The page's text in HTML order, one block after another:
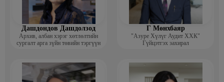
Дашдондов Дашдолзод
Архив, албан хэрэг хөтлөлтийн
сургалт арга зүйн төвийн тэргүүн
Г Мөнхбаяр
"Азуре Хүлүг Аудит ХХК"
Гүйцэтгэх захирал